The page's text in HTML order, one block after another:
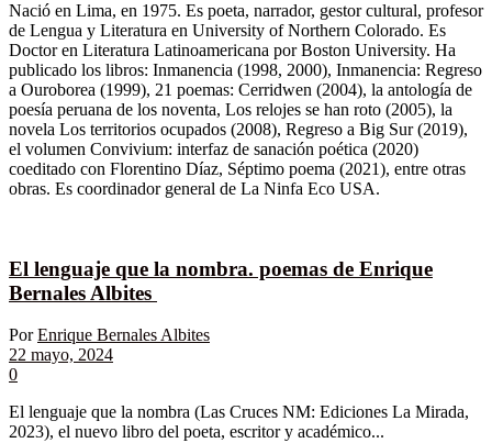
Nació en Lima, en 1975. Es poeta, narrador, gestor cultural, profesor
de Lengua y Literatura en University of Northern Colorado. Es
Doctor en Literatura Latinoamericana por Boston University. Ha
publicado los libros: Inmanencia (1998, 2000), Inmanencia: Regreso
a Ouroborea (1999), 21 poemas: Cerridwen (2004), la antología de
poesía peruana de los noventa, Los relojes se han roto (2005), la
novela Los territorios ocupados (2008), Regreso a Big Sur (2019),
el volumen Convivium: interfaz de sanación poética (2020)
coeditado con Florentino Díaz, Séptimo poema (2021), entre otras
obras. Es coordinador general de La Ninfa Eco USA.
El lenguaje que la nombra. poemas de Enrique
Bernales Albites
Por Enrique Bernales Albites
22 mayo, 2024
0
El lenguaje que la nombra (Las Cruces NM: Ediciones La Mirada,
2023), el nuevo libro del poeta, escritor y académico...